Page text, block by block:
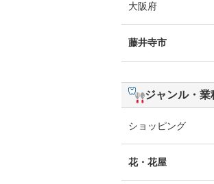
大阪府
藤井寺市
ジャンル・業
ショッピング
花・花屋